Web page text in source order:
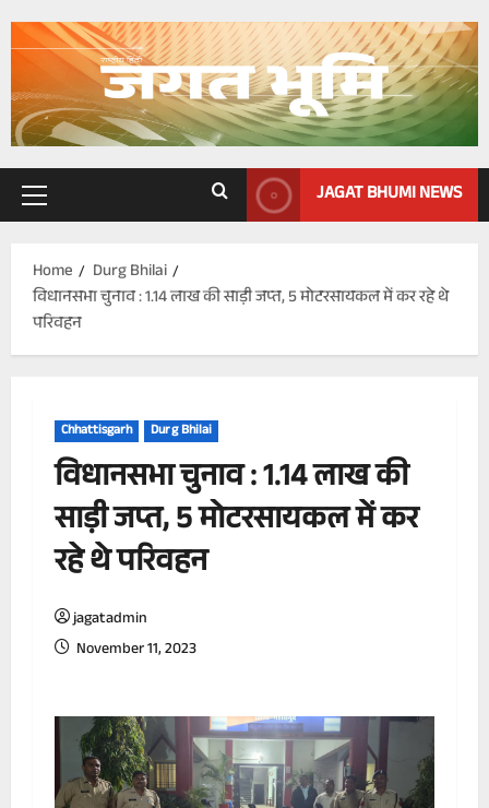
Primary
JAGAT BHUMI NEWS
Home
Durg Bhilai
विधानसभा चुनाव : 1.14 लाख की साड़ी जप्त, 5 मोटरसायकल में कर रहे थे
परिवहन
Chhattisgarh Durg Bhilai
विधानसभा चुनाव : 1.14 लाख की
साड़ी जप्त, 5 मोटरसायकल में कर
रहे थे परिवहन
jagatadmin
November 11, 2023